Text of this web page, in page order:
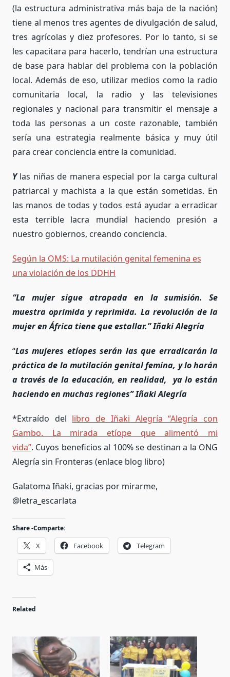
(la estructura administrativa más baja de la nación)
tiene al menos tres agentes de divulgación de salud,
tres agrícolas y diez profesores. Por lo tanto, si se
les capacitara para hacerlo, tendrían una estructura
de base para hablar del problema con la población
local. Además de eso, utilizar medios como la radio
comunitaria local, la radio y las televisiones
regionales y nacional para transmitir el mensaje a
toda las personas a un coste razonable, también
sería una estrategia realmente básica y muy útil
para crear conciencia entre la comunidad.
Ylas niñas de manera especial por la carga cultural
patriarcal y machista a la que están sometidas. En
las manos de todas y todos está ayudar a erradicar
esta terrible lacra mundial haciendo presión a
nuestro gobiernos, creando conciencia.
Según la OMS: La mutilación genital femenina es
una violación de los DDHH
“La mujer sigue atrapada en la sumisión. Se
muestra oprimida y reprimida. La revolución de la
mujer enÁfrica tiene que estallar.” Iñaki Alegría
“Las mujeres etíopes serán las que erradicarán la
práctica de la mutilación genital femina, y lo harán
a través de la educación, en realidad, ya lo están
haciendo en muchas regiones” Iñaki Alegría
*Extraído del libro de Iñaki Alegría “Alegría con
Gambo. La mirada etíope que alimentó mi
vida”. Cuyos beneficios al 100% se destinan a la ONG
Alegría sin Fronteras (enlace blog libro)
Galatoma Iñaki, gracias por mirarme,
@letra_escarlata
Share -Comparte:
X Facebook Telegram
Más
Related